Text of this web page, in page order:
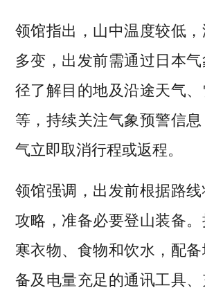
领馆指出，山中温度较低
多变，出发前需通过日本
径了解目的地及沿途天气
等，持续关注气象预警信
气立即取消行程或返程。
领馆强调，出发前根据路
攻略，准备必要登山装备
寒衣物、食物和饮水，配
备及电量充足的通讯工具